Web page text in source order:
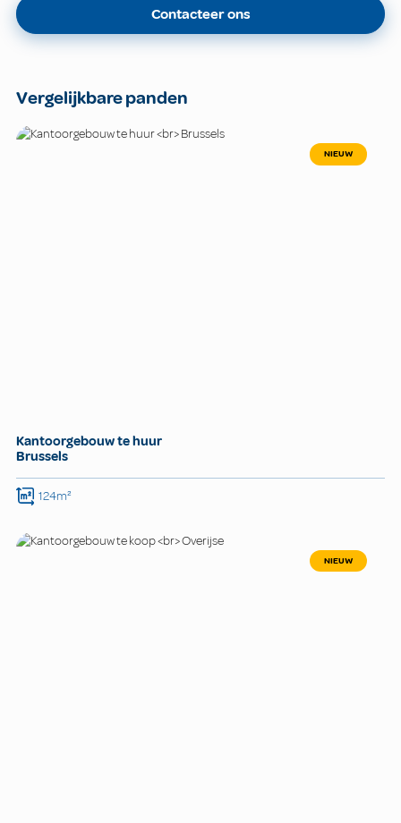
Contacteer ons
Vergelijkbare panden
NIEUW
Kantoorgebouw te huur
Brussels
124m²
NIEUW